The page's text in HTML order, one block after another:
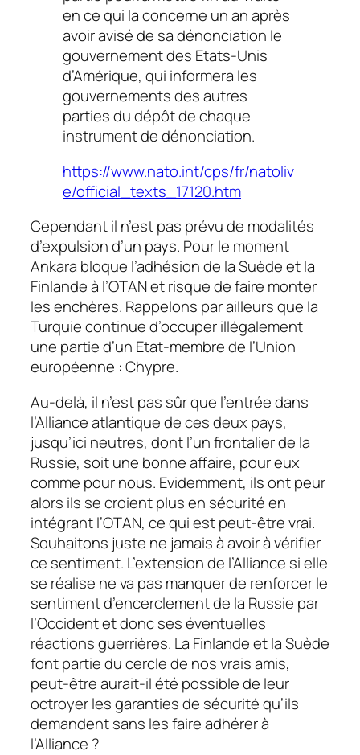
en ce qui la concerne un an après
avoir avisé de sa dénonciation le
gouvernement des Etats-Unis
d’Amérique, qui informera les
gouvernements des autres
parties du dépôt de chaque
instrument de dénonciation.
https://www.nato.int/cps/fr/natoliv
e/official_texts_17120.htm
Cependant il n’est pas prévu de modalités
d’expulsion d’un pays. Pour le moment
Ankara bloque l’adhésion de la Suède et la
Finlande à l’OTAN et risque de faire monter
les enchères. Rappelons par ailleurs que la
Turquie continue d’occuper illégalement
une partie d’un Etat-membre de l’Union
européenne : Chypre.
Au-delà, il n’est pas sûr que l’entrée dans
l’Alliance atlantique de ces deux pays,
jusqu’ici neutres, dont l’un frontalier de la
Russie, soit une bonne affaire, pour eux
comme pour nous. Evidemment, ils ont peur
alors ils se croient plus en sécurité en
intégrant l’OTAN, ce qui est peut-être vrai.
Souhaitons juste ne jamais à avoir à vérifier
ce sentiment. L’extension de l’Alliance si elle
se réalise ne va pas manquer de renforcer le
sentiment d’encerclement de la Russie par
l’Occident et donc ses éventuelles
réactions guerrières. La Finlande et la Suède
font partie du cercle de nos vrais amis,
peut-être aurait-il été possible de leur
octroyer les garanties de sécurité qu’ils
demandent sans les faire adhérer à
l’Alliance ?